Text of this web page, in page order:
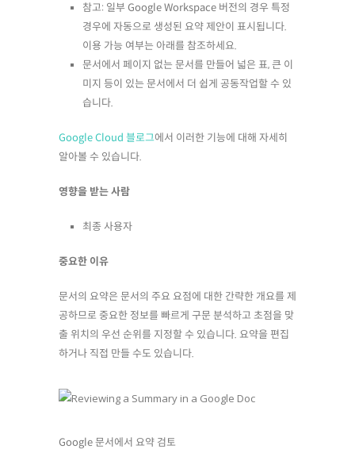
참고: 일부 Google Workspace 버전의 경우 특정
경우에 자동으로 생성된 요약 제안이 표시됩니다.
이용 가능 여부는 아래를 참조하세요.
문서에서 페이지 없는 문서를 만들어 넓은 표, 큰 이
미지 등이 있는 문서에서 더 쉽게 공동작업할 수 있
습니다.
Google Cloud 블로그에서 이러한 기능에 대해 자세히
알아볼 수 있습니다.
영향을 받는 사람
최종 사용자
중요한 이유
문서의 요약은 문서의 주요 요점에 대한 간략한 개요를 제
공하므로 중요한 정보를 빠르게 구문 분석하고 초점을 맞
출 위치의 우선 순위를 지정할 수 있습니다. 요약을 편집
하거나 직접 만들 수도 있습니다.
Google 문서에서 요약 검토